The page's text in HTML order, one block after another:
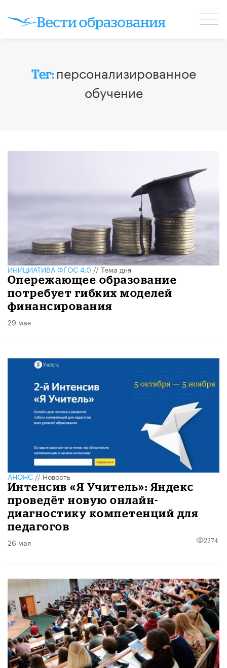
Тег: персонализированное
обучение
ИНИЦИАТИВА ФГОС 4.0//Тема дня
Опережающее образование
потребует гибких моделей
финансирования
29 мая
АНОНС//Новость
Интенсив «Я Учитель»: Яндекс
проведёт новую онлайн-
диагностику компетенций для
педагогов
26 мая 2274